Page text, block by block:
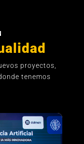
proyectos,
tenemos